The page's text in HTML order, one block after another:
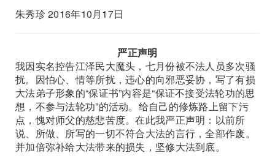
朱秀珍 2016年10月17日
严正声明
我因实名控告江泽民大魔头，七月份被不法人员多次骚
扰。因怕心、情等所扰，违心的向邪恶妥协，写了有损
大法弟子形象的“保证书”内容是“保证不接受法轮功的思
想，不参与法轮功”的活动。给自己的修炼路上留下污
点，愧对师父的慈悲苦度。在此我严正声明：以前所
说、所做、所写的一切不符合大法的言行，全部作废。
并加倍弥补给大法带来的损失，坚修大法到底。